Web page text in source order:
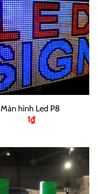
Màn hình Led P8
1₫